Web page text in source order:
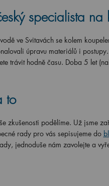
specialista na
ve Svitavách se kolem
úpravu materiálů i
trávit hodně času. Doba 5 let
to
zkušenosti podělíme. Už jsme
rady pro vás sepisujeme do
jednoduše nám zavolejte a